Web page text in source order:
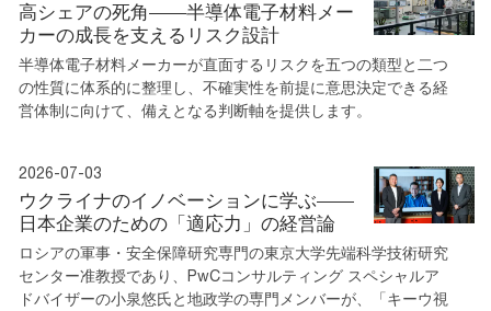
高シェアの死角――半導体電子材料メー
カーの成長を支えるリスク設計
半導体電子材料メーカーが直面するリスクを五つの類型と二つ
の性質に体系的に整理し、不確実性を前提に意思決定できる経
営体制に向けて、備えとなる判断軸を提供します。
2026-07-03
ウクライナのイノベーションに学ぶ——
日本企業のための「適応力」の経営論
ロシアの軍事・安全保障研究専門の東京大学先端科学技術研究
センター准教授であり、PwCコンサルティング スペシャルア
ドバイザーの小泉悠氏と地政学の専門メンバーが、「キーウ視